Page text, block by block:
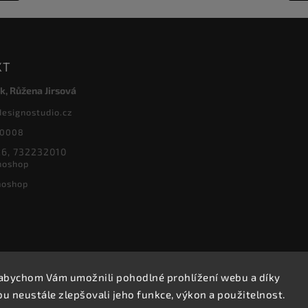
Vám umožnili pohodlné prohlížení webu a díky
neustále zlepšovali jeho funkce, výkon a použitelnost.
Růžena Jirsová
732232010
Copyright 2026Designoshop. Všechna práva vyhrazena.
Upravit nastavení cookies